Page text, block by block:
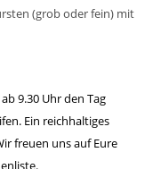
(grob oder fein) mit
9.30 Uhr den Tag
Ein reichhaltiges
freuen uns auf Eure